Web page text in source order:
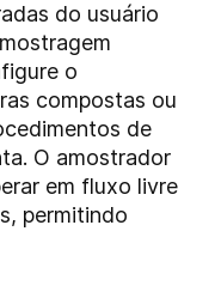
do usuário
o
compostas ou
de
O amostrador
em fluxo livre
permitindo